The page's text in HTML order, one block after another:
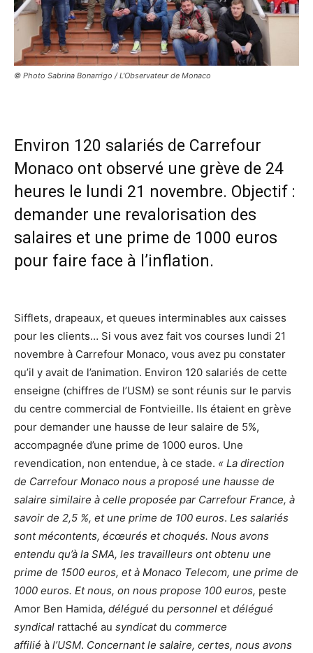
© Photo Sabrina Bonarrigo / L'Observateur de Monaco
Environ 120 salariés de Carrefour
Monaco ont observé une grève de 24
heures le lundi 21 novembre. Objectif :
demander une revalorisation des
salaires et une prime de 1000 euros
pour faire face à l’inflation.
Sifflets, drapeaux, et queues interminables aux caisses
pour les clients… Si vous avez fait vos courses lundi 21
novembre à Carrefour Monaco, vous avez pu constater
qu’il y avait de l’animation. Environ 120 salariés de cette
enseigne (chiffres de l’USM) se sont réunis sur le parvis
du centre commercial de Fontvieille. Ils étaient en grève
pour demander une hausse de leur salaire de 5%,
accompagnée d’une prime de 1000 euros. Une
revendication, non entendue, à ce stade. « La direction
de Carrefour Monaco nous a proposé une hausse de
salaire similaire à celle proposée par Carrefour France, à
savoir de 2,5 %, et une prime de 100 euros. Les salariés
sont mécontents, écœurés et choqués. Nous avons
entendu qu’à la SMA, les travailleurs ont obtenu une
prime de 1500 euros, et à Monaco Telecom, une prime de
1000 euros. Et nous, on nous propose 100 euros, peste
Amor Ben Hamida, délégué du personnel et délégué
syndical rattaché au syndicatdu commerce
affilié à l’USM. Concernant le salaire, certes, nous avons